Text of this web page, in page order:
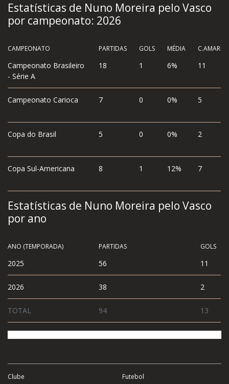
Estatísticas de Nuno Moreira pelo Vasco
por campeonato: 2026
CAMPEONATO
Campeonato Brasileiro
- Série A
Campeonato Carioca
Copa do Brasil
Copa Sul-Americana
PARTIDAS GOLS MÉDIA
18 1 6% 11
7 0 0% 5
5 0 0% 2
8 1 12% 7
Estatísticas de Nuno Moreira pelo Vasco
por ano
ANO (TEMPORADA)
2025
2026
TOTAL
PARTIDAS GOLS
56 11
38 2
94 13
Clube Futebol